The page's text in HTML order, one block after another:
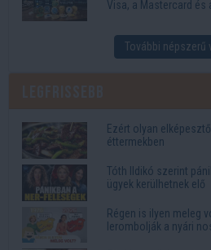
Visa, a Mastercard és
További népszerű
Ezért olyan
éttermekben
Tóth Ildikó szerint
ügyek kerülhetnek elő
Régen is ilyen meleg
lerombolják a nyári